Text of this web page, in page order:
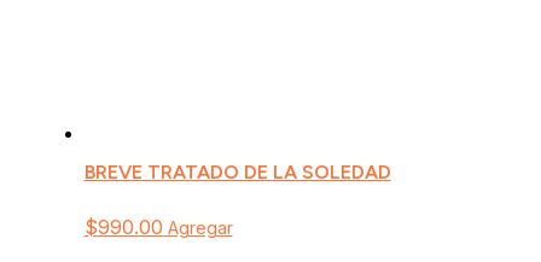
BREVE TRATADO DE LA SOLEDAD
$990.00 Agregar